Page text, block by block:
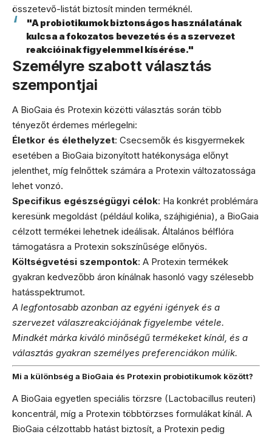
összetevő-listát biztosít minden terméknél.
"A probiotikumok biztonságos használatának
kulcsa a fokozatos bevezetés és a szervezet
reakcióinak figyelemmel kísérése."
Személyre szabott választás
szempontjai
A BioGaia és Protexin közötti választás során több
tényezőt érdemes mérlegelni:
Életkor és élethelyzet: Csecsemők és kisgyermekek
esetében a BioGaia bizonyított hatékonysága előnyt
jelenthet, míg felnőttek számára a Protexin változatossága
lehet vonzó.
Specifikus egészségügyi célok: Ha konkrét problémára
keresünk megoldást (például kolika, szájhigiénia), a BioGaia
célzott termékei lehetnek ideálisak. Általános bélflóra
támogatásra a Protexin sokszínűsége előnyös.
Költségvetési szempontok: A Protexin termékek
gyakran kedvezőbb áron kínálnak hasonló vagy szélesebb
hatásspektrumot.
A legfontosabb azonban az egyéni igények és a
szervezet válaszreakciójának figyelembe vétele.
Mindkét márka kiváló minőségű termékeket kínál, és a
választás gyakran személyes preferenciákon múlik.
Mi a különbség a BioGaia és Protexin probiotikumok között?
A BioGaia egyetlen speciális törzsre (Lactobacillus reuteri)
koncentrál, míg a Protexin többtörzses formulákat kínál. A
BioGaia célzottabb hatást biztosít, a Protexin pedig